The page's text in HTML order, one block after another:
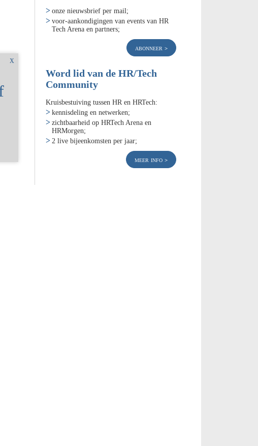
onze nieuwsbrief per mail;
voor-aankondigingen van events van HR
Tech Arena en partners;
abonneer
Word lid van de HR/Tech
Community
Kruisbestuiving tussen HR en HRTech:
kennisdeling en netwerken;
zichtbaarheid op HRTech Arena en
HRMorgen;
2 live bijeenkomsten per jaar;
meer info